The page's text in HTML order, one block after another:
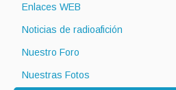
Enlaces WEB
Noticias de radioafición
Nuestro Foro
Nuestras Fotos